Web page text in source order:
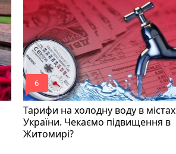
Тарифи на холодну воду в містах
України. Чекаємо підвищення в
Житомирі?
mode_comment
6